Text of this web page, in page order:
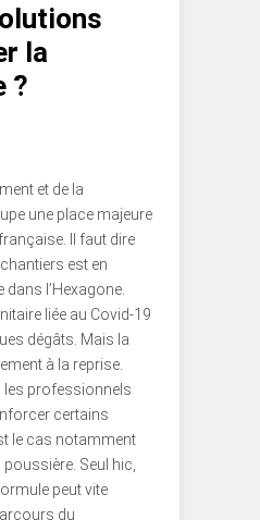
la
?
et de la
une place majeure
Il faut dire
est en
l’Hexagone.
liée au Covid-19
dégâts. Mais la
à la reprise.
les professionnels
certains
le cas notamment
Seul hic,
peut vite
du